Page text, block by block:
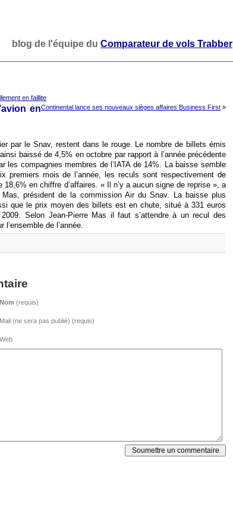
blog de l'équipe du Comparateur de vols Trabber
en faillite
Continental lance ses nouveaux sièges affaires Business First »
en
par le Snav, restent dans le rouge. Le nombre de billets émis
baissé de 4,5% en octobre par rapport à l’année précédente
les compagnies membres de l’IATA de 14%. La baisse semble
premiers mois de l’année, les reculs sont respectivement de
en chiffre d’affaires. « Il n’y a aucun signe de reprise », a
Mas, président de la commission Air du Snav. La baisse plus
que le prix moyen des billets est en chute, situé à 331 euros
Selon Jean-Pierre Mas il faut s’attendre à un recul des
de l’année.
Nom (requis)
Mail (ne sera pas publié) (requis)
Web